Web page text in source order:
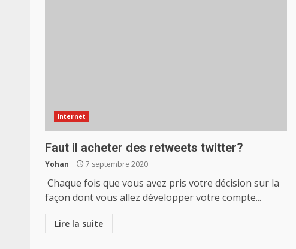
Internet
Faut il acheter des retweets twitter?
Yohan 7 septembre 2020
Chaque fois que vous avez pris votre décision sur la
façon dont vous allez développer votre compte...
Lire la suite